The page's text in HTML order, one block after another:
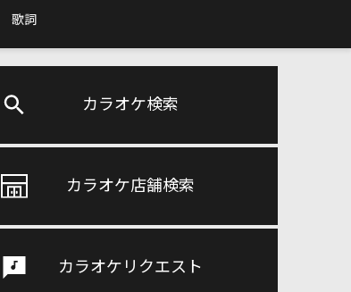
歌詞
カラオケ検索
カラオケ店舗検索
カラオケリクエスト